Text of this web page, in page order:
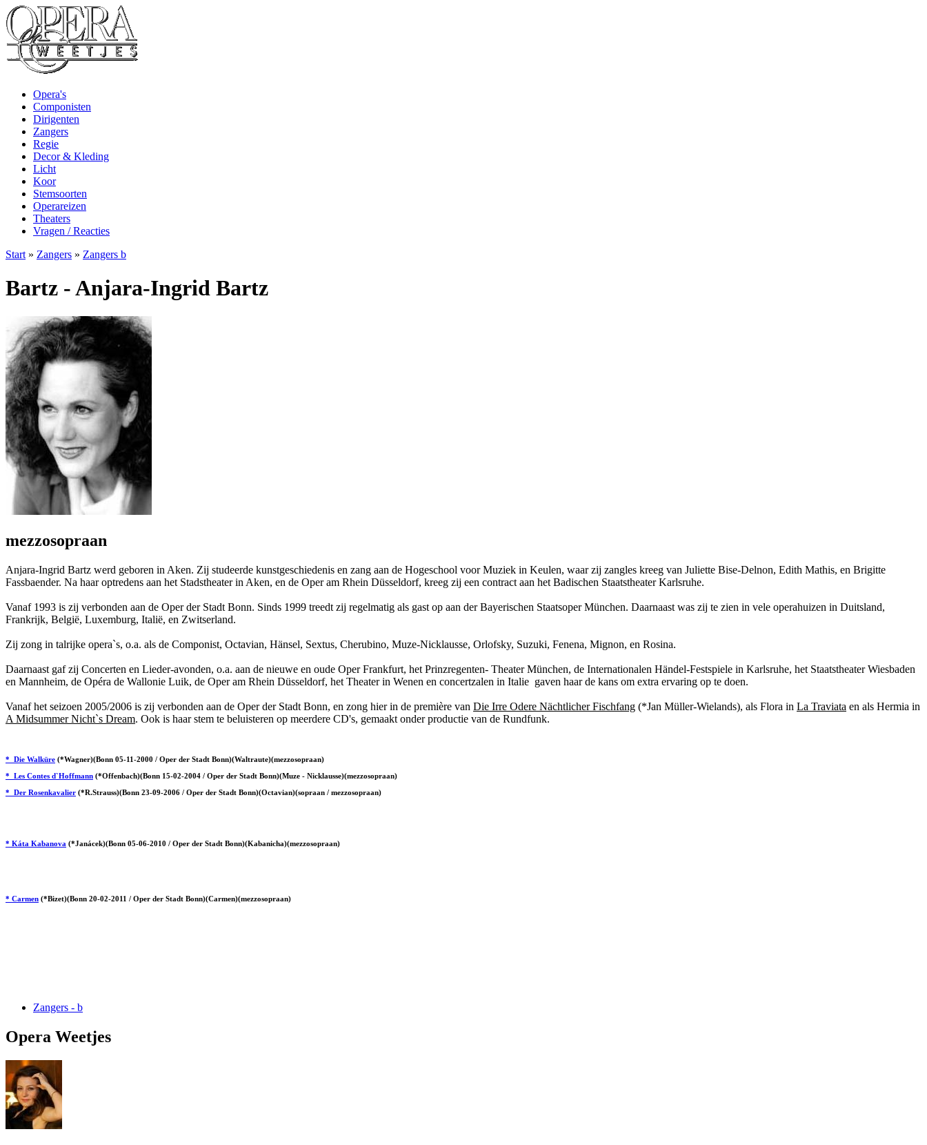
Opera's
Componisten
Dirigenten
Zangers
Regie
Decor & Kleding
Licht
Koor
Stemsoorten
Operareizen
Theaters
Vragen / Reacties
Start » Zangers » Zangers b
Bartz - Anjara-Ingrid Bartz
mezzosopraan
Anjara-Ingrid Bartz werd geboren in Aken. Zij studeerde kunstgeschiedenis en zang aan de Hogeschool voor Muziek in Keulen, waar zij zangles kreeg van Juliette Bise-Delnon, Edith Mathis, en Brigitte
Fassbaender. Na haar optredens aan het Stadstheater in Aken, en de Oper am Rhein Düsseldorf, kreeg zij een contract aan het Badischen Staatstheater Karlsruhe.
Vanaf 1993 is zij verbonden aan de Oper der Stadt Bonn. Sinds 1999 treedt zij regelmatig als gast op aan der Bayerischen Staatsoper München. Daarnaast was zij te zien in vele operahuizen in Duitsland,
Frankrijk, België, Luxemburg, Italië, en Zwitserland.
Zij zong in talrijke opera`s, o.a. als de Componist, Octavian, Hänsel, Sextus, Cherubino, Muze-Nicklausse, Orlofsky, Suzuki, Fenena, Mignon, en Rosina.
Daarnaast gaf zij Concerten en Lieder-avonden, o.a. aan de nieuwe en oude Oper Frankfurt, het Prinzregenten- Theater München, de Internationalen Händel-Festspiele in Karlsruhe, het Staatstheater Wiesbaden
en Mannheim, de Opéra de Wallonie Luik, de Oper am Rhein Düsseldorf, het Theater in Wenen en concertzalen in Italie gaven haar de kans om extra ervaring op te doen.
Vanaf het seizoen 2005/2006 is zij verbonden aan de Oper der Stadt Bonn, en zong hier in de première van Die Irre Odere Nächtlicher Fischfang (*Jan Müller-Wielands), als Flora in La Traviata en als Hermia in
A Midsummer Nicht`s Dream. Ook is haar stem te beluisteren op meerdere CD's, gemaakt onder productie van de Rundfunk.
* Die Walküre (*Wagner)(Bonn 05-11-2000 / Oper der Stadt Bonn)(Waltraute)(mezzosopraan)
* Les Contes d`Hoffmann (*Offenbach)(Bonn 15-02-2004 / Oper der Stadt Bonn)(Muze - Nicklausse)(mezzosopraan)
* Der Rosenkavalier (*R.Strauss)(Bonn 23-09-2006 / Oper der Stadt Bonn)(Octavian)(sopraan / mezzosopraan)
* Káta Kabanova (*Janácek)(Bonn 05-06-2010 / Oper der Stadt Bonn)(Kabanicha)(mezzosopraan)
* Carmen (*Bizet)(Bonn 20-02-2011 / Oper der Stadt Bonn)(Carmen)(mezzosopraan)
Zangers - b
Opera Weetjes